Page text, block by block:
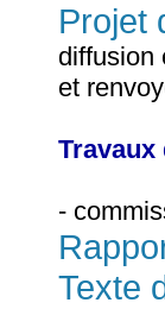
Projet
diffusion
et
-
Texte